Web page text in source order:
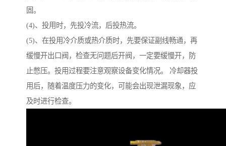
固。
(4)、投用时，先投冷流，后投热流。
(5)、在投用冷介质或热介质时，先要保证副线畅通，再
缓慢开出口阀，检查无问题后开阀，一定要缓慢开，防
止憋压。投用过程要注意观察设备变化情况。 冷却器投
用后，随着温度压力的变化，可能会出现泄漏现象，应
及时进行检查。